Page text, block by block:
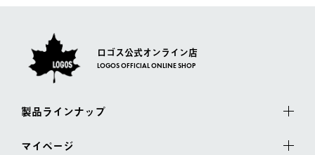
ロゴス公式オンライン店
LOGOS OFFICIAL ONLINE SHOP
製品ラインナップ
マイページ